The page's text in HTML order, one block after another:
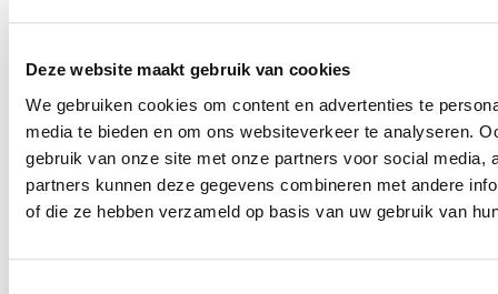
Deze website maakt gebruik van cookies
We gebruiken cookies om content en advertenties te
media te bieden en om ons websiteverkeer te analyseren.
gebruik van onze site met onze partners voor social media,
partners kunnen deze gegevens combineren met andere
of die ze hebben verzameld op basis van uw gebruik van
Houd rekening met uw vaarstijl
bij u past. Houd ook rekening met toekomstige
uitbreidingen. Als u nu een eenvoudige accu kiest, maar
volgend seizoen een elektrische buitenboordmotor of
koelkast wilt installeren, kan het lonen om nu al te
investeren in een krachtiger accutype of een modulaire
accubank met uitbreidingsoptie.
Denk dus niet alleen aan de duur van uw vaartochten,